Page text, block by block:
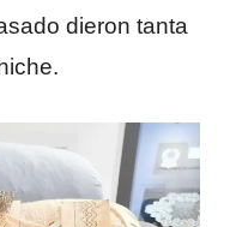
dieron tanta